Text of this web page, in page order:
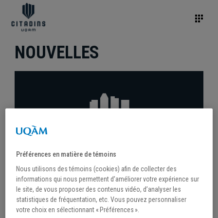
NOUVELLES
15 octobre 2020
Préférences en matière de témoins
Nous utilisons des témoins (cookies) afin de collecter des
informations qui nous permettent d’améliorer votre expérience sur
le site, de vous proposer des contenus vidéo, d’analyser les
statistiques de fréquentation, etc. Vous pouvez personnaliser
votre choix en sélectionnant « Préférences ».